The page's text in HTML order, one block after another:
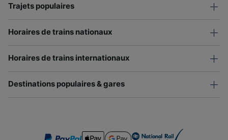
Trajets populaires
Horaires de trains nationaux
Horaires de trains internationaux
Destinations populaires & gares